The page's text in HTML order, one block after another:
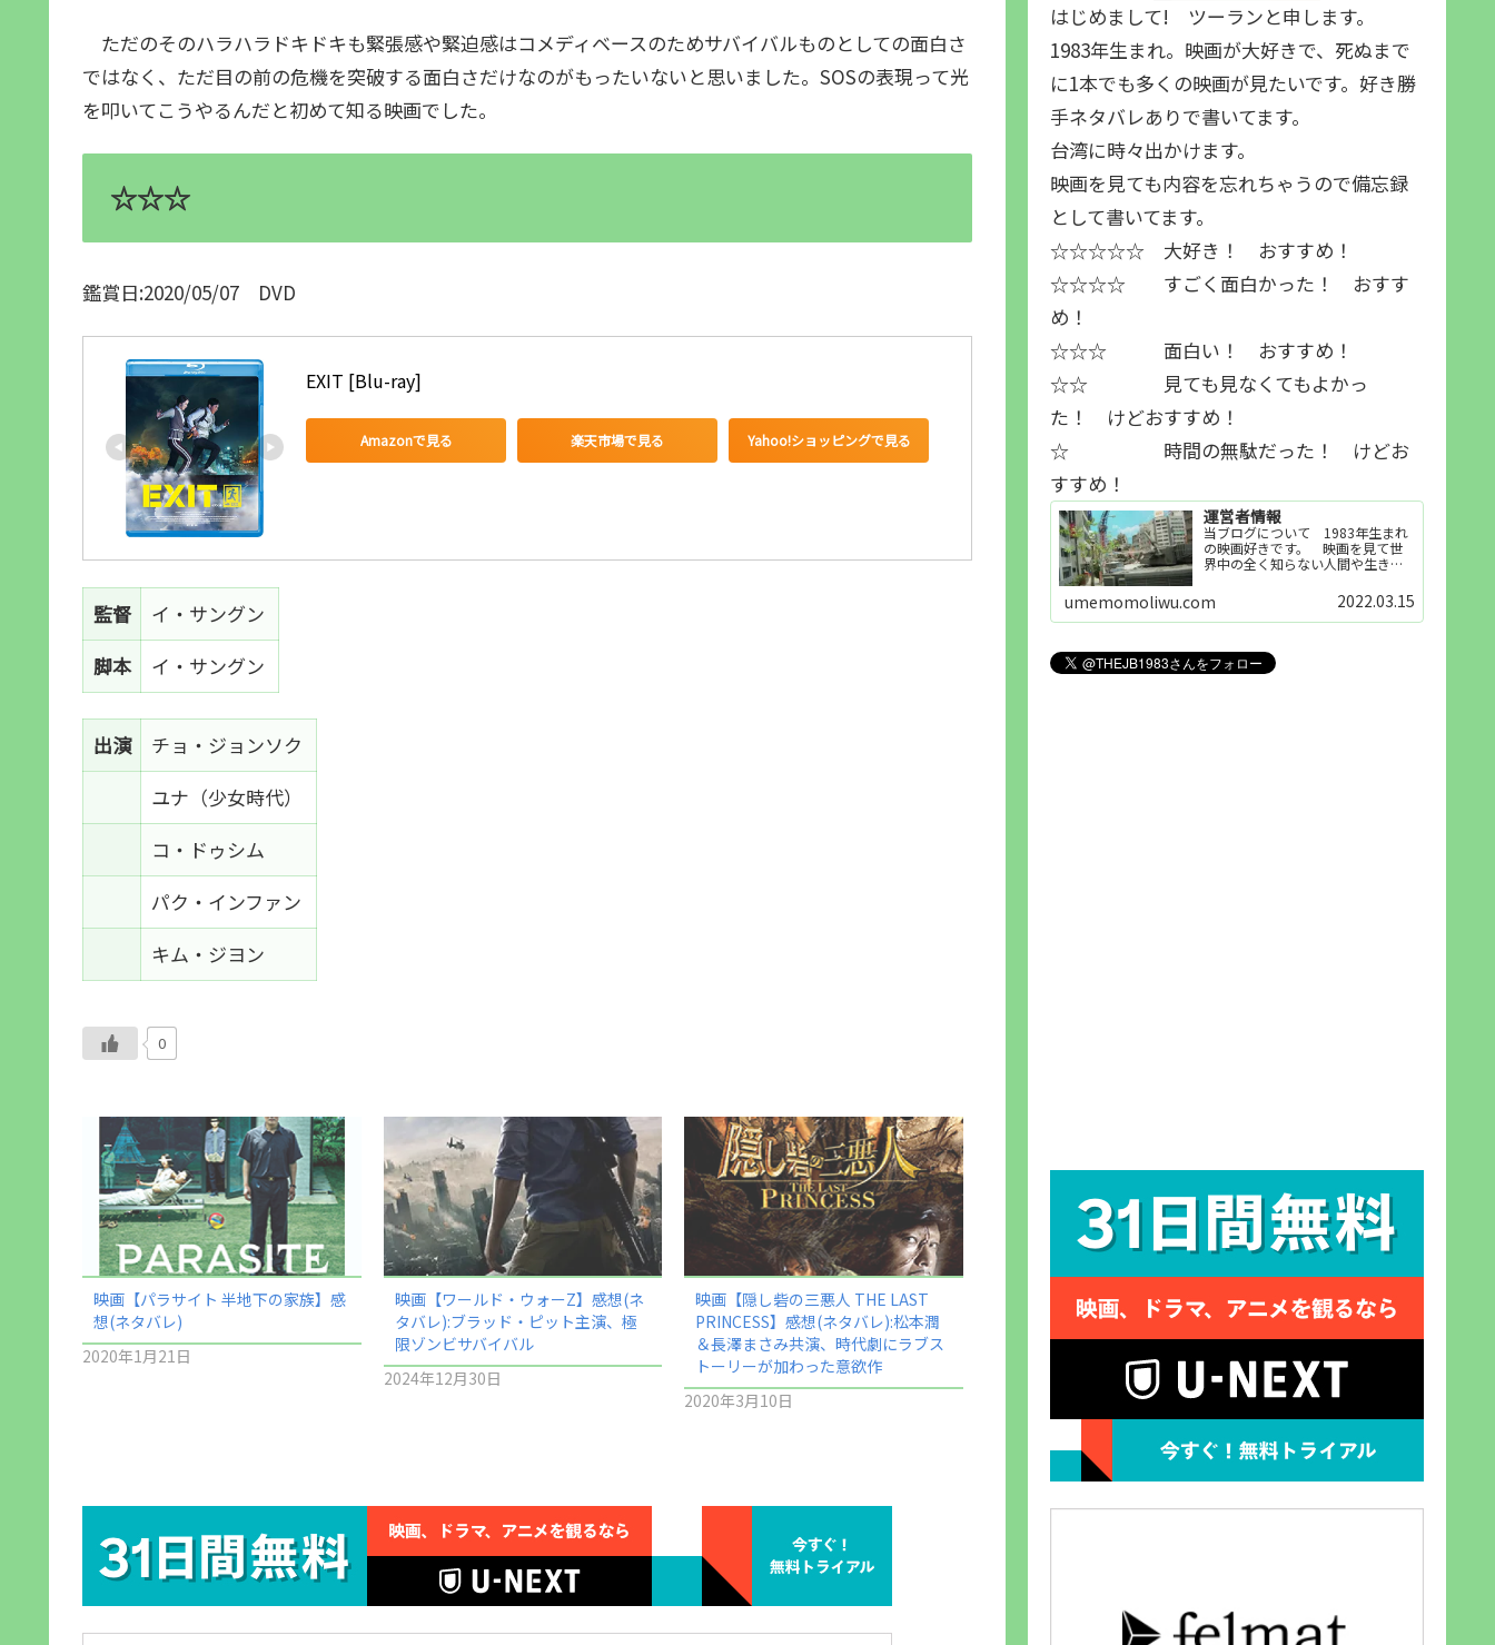
ただのそのハラハラドキドキも緊張感や緊迫感はコメディベースのためサバイバルものとしての面白さ
ではなく、ただ目の前の危機を突破する面白さだけなのがもったいないと思いました。SOSの表現って光
を叩いてこうやるんだと初めて知る映画でした。
☆☆☆
鑑賞日:2020/05/07 DVD
EXIT [Blu-ray]
Amazonで見る 楽天市場で見る Yahoo!ショッピングで見る
監督
イ・サングン
脚本
イ・サングン
出演
チョ・ジョンソク
ユナ（少女時代）
コ・ドゥシム
パク・インファン
キム・ジヨン
0
映画【パラサイト 半地下の家族】感
想(ネタバレ)
2020年1月21日
映画【ワールド・ウォーZ】感想(ネ
タバレ):ブラッド・ピット主演、極
限ゾンビサバイバル
2024年12月30日
映画【隠し砦の三悪人 THE LAST
PRINCESS】感想(ネタバレ):松本潤
＆長澤まさみ共演、時代劇にラブス
トーリーが加わった意欲作
2020年3月10日
はじめまして! ツーランと申します。
1983年生まれ。映画が大好きで、死ぬまで
に1本でも多くの映画が見たいです。好き勝
手ネタバレありで書いてます。
台湾に時々出かけます。
映画を見ても内容を忘れちゃうので備忘録
として書いてます。
☆☆☆☆☆ 大好き！ おすすめ！
☆☆☆☆ すごく面白かった！ おすす
め！
☆☆☆ 面白い！ おすすめ！
☆☆ 見ても見なくてもよかっ
た！ けどおすすめ！
☆ 時間の無駄だった！ けどお
すすめ！
運営者情報
当ブログについて 1983年生まれ
の映画好きです。 映画を見て世
界中の全く知らない人間や生き物
世界知らない世界に触れることが
好きで映画を見てます。「映画を
見られれば幸福度を高い」とわか
umemomoliwu.com 2022.03.15